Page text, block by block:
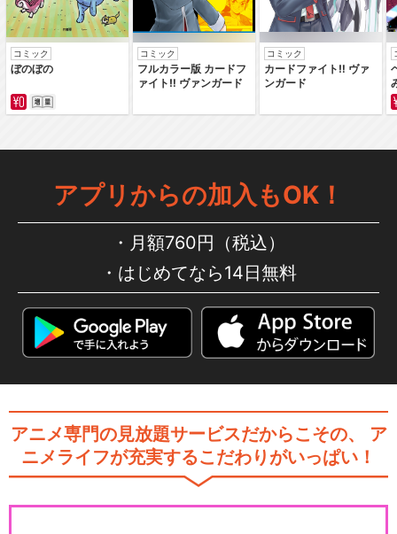
コミック
ぼのぼの
コミック
フルカラー版 カードフ
ァイト‼ ヴァンガード
コミック
カードファイト‼ ヴァ
ンガード
アプリからの加入もOK！
月額760円（税込）
はじめてなら14日無料
アニメ専門の見放題サービスだからこその、
ア
ニメライフが充実するこだわりがいっぱい！